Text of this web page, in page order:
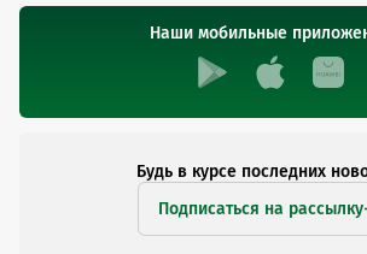
Наши мобильные
Будь в курсе последних
Подписаться на рассылку